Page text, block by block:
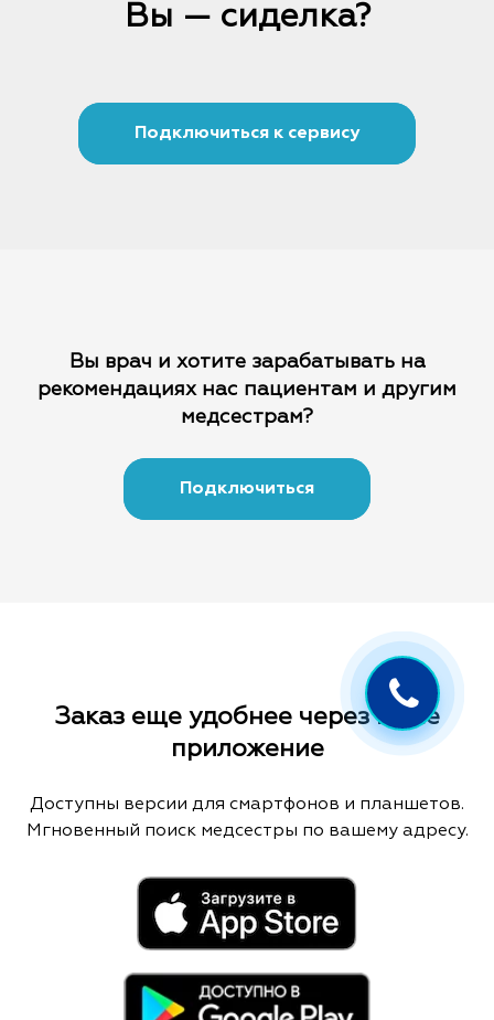
Вы — сиделка?
Подключиться к сервису
Вы врач и хотите зарабатывать на
рекомендациях нас пациентам и другим
медсестрам?
Подключиться
Заказ еще удобнее через наше
приложение
Доступны версии для смартфонов и планшетов.
Мгновенный поиск медсестры по вашему адресу.